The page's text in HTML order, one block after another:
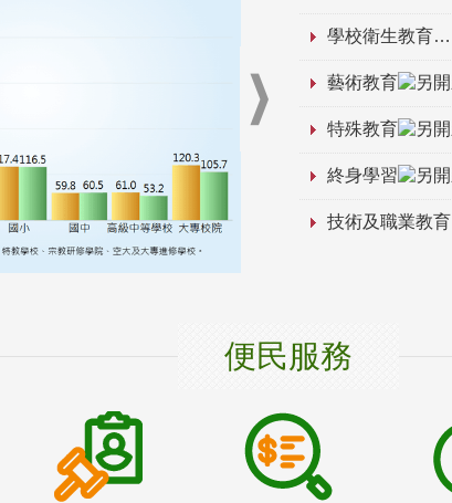
學校衛生教育
藝術教育
特殊教育
終身學習
技術及職業教育
便民服務